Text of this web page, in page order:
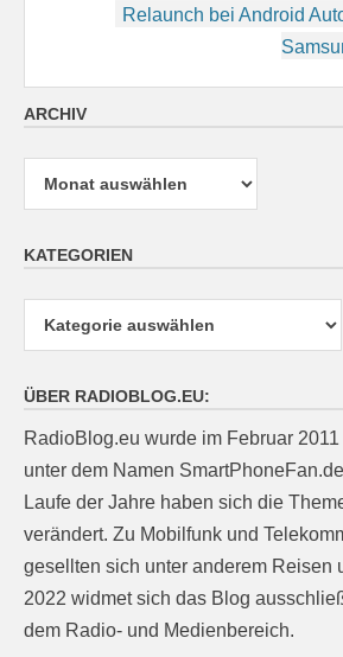
Relaunch bei Android
ARCHIV
Archiv
KATEGORIEN
ÜBER RADIOBLOG.EU:
RadioBlog.eu wurde im Februar
unter dem Namen
Laufe der Jahre haben sich die
verändert. Zu Mobilfunk und
gesellten sich unter anderem Reisen
2022 widmet sich das Blog
dem Radio- und Medienbereich.